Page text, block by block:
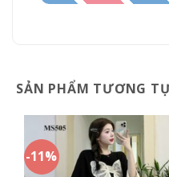
SẢN PHẨM TƯƠNG
-11%